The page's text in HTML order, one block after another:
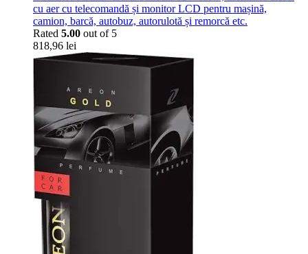
cu aer cu telecomandă și monitor LCD pentru mașină,
camion, barcă, autobuz, autorulotă și remorcă etc.
Rated 5.00 out of 5
818,96 lei